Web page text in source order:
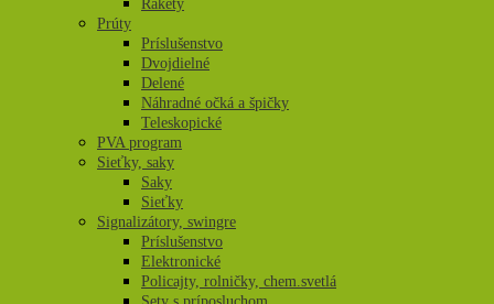
Rakety
Prúty
Príslušenstvo
Dvojdielné
Delené
Náhradné očká a špičky
Teleskopické
PVA program
Sieťky, saky
Saky
Sieťky
Signalizátory, swingre
Príslušenstvo
Elektronické
Policajty, rolničky, chem.svetlá